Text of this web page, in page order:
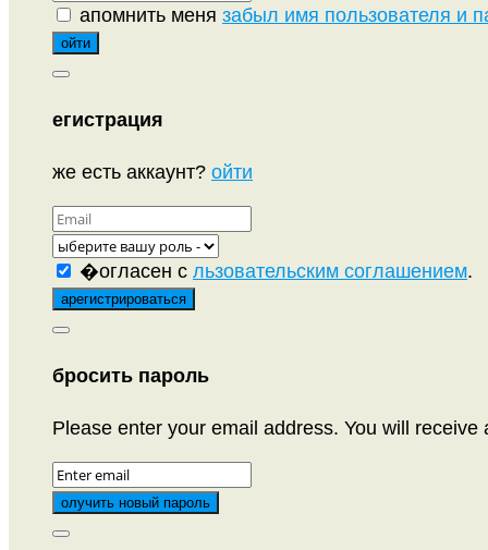
апомнить меня забыл имя пользователя и
егистрация
же есть аккаунт? ойти
�огласен с льзовательским соглашением.
бросить пароль
Please enter your email address. You will